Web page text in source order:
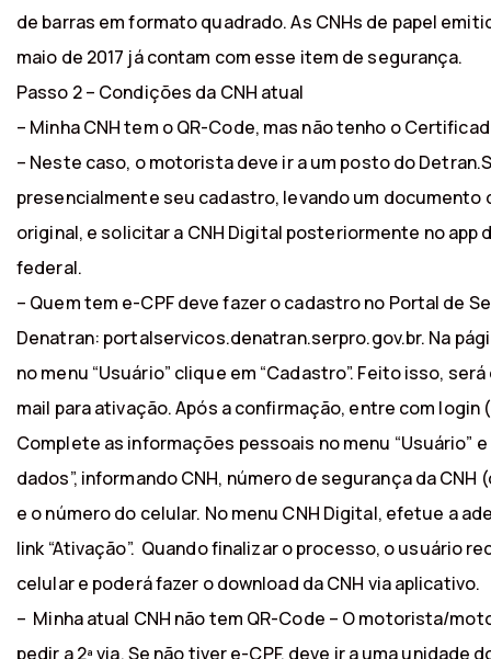
de barras em formato quadrado. As CNHs de papel
maio de 2017 já contam com esse item de segurança.
Passo 2 – Condições da CNH atual
– Minha CNH tem o QR-Code, mas não tenho o
– Neste caso, o motorista deve ir a um posto do
presencialmente seu cadastro, levando um
original, e solicitar a CNH Digital posteriormente no app
federal.
– Quem tem e-CPF deve fazer o cadastro no Portal de
Denatran: portalservicos.denatran.serpro.gov.br. Na
no menu “Usuário” clique em “Cadastro”. Feito isso,
mail para ativação. Após a confirmação, entre com login
Complete as informações pessoais no menu “Usuário”
dados”, informando CNH, número de segurança da CNH
e o número do celular. No menu CNH Digital, efetue a
link “Ativação”. Quando finalizar o processo, o usuário
celular e poderá fazer o download da CNH via aplicativo.
– Minha atual CNH não tem QR-Code – O motorista/
pedir a 2ª via. Se não tiver e-CPF, deve ir a uma unidade